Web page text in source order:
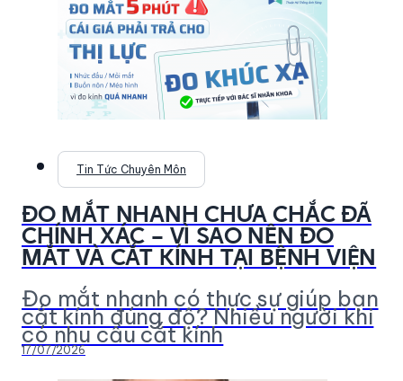
Tin Tức Chuyên Môn
ĐO MẮT NHANH CHƯA CHẮC ĐÃ
CHÍNH XÁC – VÌ SAO NÊN ĐO
MẮT VÀ CẮT KÍNH TẠI BỆNH VIỆN
Đo mắt nhanh có thực sự giúp bạn
cắt kính đúng độ? Nhiều người khi
có nhu cầu cắt kính
17/07/2026